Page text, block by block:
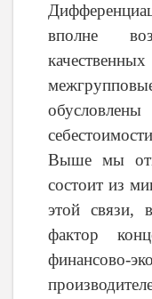
вполне
Выше мы
состоит из
этой связи,
фактор
финансово-